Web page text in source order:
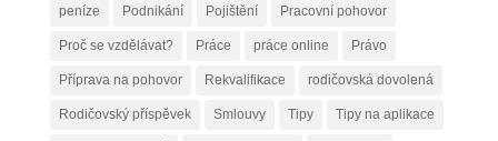
peníze Podnikání Pojištění Pracovní pohovor
Proč se vzdělávat? Práce práce online Právo
Příprava na pohovor Rekvalifikace rodičovská dovolená
Rodičovský příspěvek Smlouvy Tipy Tipy na aplikace